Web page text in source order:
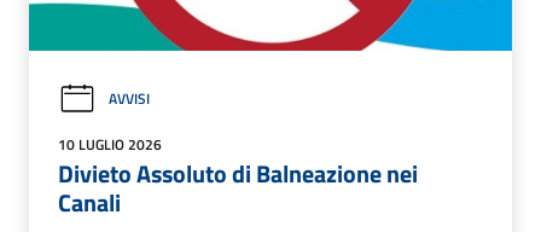
AVVISI
10 LUGLIO 2026
Divieto Assoluto di Balneazione nei
Canali